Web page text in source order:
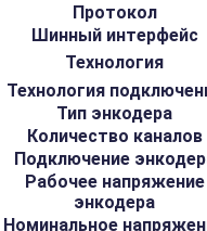
Протокол
Шинный интерфейс
Технология
Технология
Тип энкодера
Количество каналов
Подключение
Рабочее напряжение
энкодера
Номинальное